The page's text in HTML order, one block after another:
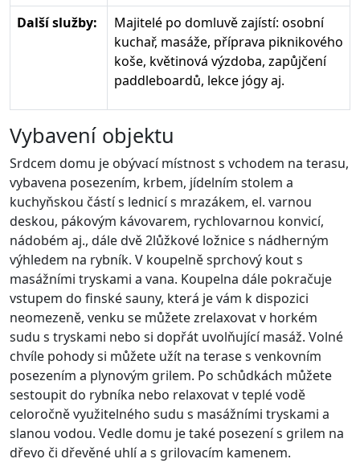
Další služby:
Majitelé po domluvě zajístí: osobní
kuchař, masáže, příprava piknikového
koše, květinová výzdoba, zapůjčení
paddleboardů, lekce jógy aj.
Vybavení objektu
Srdcem domu je obývací místnost s vchodem na terasu,
vybavena posezením, krbem, jídelním stolem a
kuchyňskou částí s lednicí s mrazákem, el. varnou
deskou, pákovým kávovarem, rychlovarnou konvicí,
nádobém aj., dále dvě 2lůžkové ložnice s nádherným
výhledem na rybník. V koupelně sprchový kout s
masážními tryskami a vana. Koupelna dále pokračuje
vstupem do finské sauny, která je vám k dispozici
neomezeně, venku se můžete zrelaxovat v horkém
sudu s tryskami nebo si dopřát uvolňující masáž. Volné
chvíle pohody si můžete užít na terase s venkovním
posezením a plynovým grilem. Po schůdkách můžete
sestoupit do rybníka nebo relaxovat v teplé vodě
celoročně využitelného sudu s masážními tryskami a
slanou vodou. Vedle domu je také posezení s grilem na
dřevo či dřevěné uhlí a s grilovacím kamenem.